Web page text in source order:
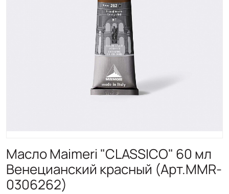
Масло Maimeri "CLASSICO" 60 мл
Венецианский красный (Арт.MMR-
0306262)